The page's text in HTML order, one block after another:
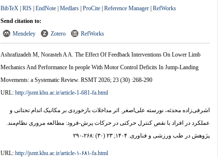
BibTeX|RIS|EndNote|Medlars|ProCite|Reference Manager|RefWorks
Send citation to:
Mendeley
Zotero RefWorks
Ashrafizadeh M, Norasteh A A. The Effect Of Feedback Interventions On Lower Limb
Mechanics And Performance In people With Motor Control Deficits In Jump-Landing
Movements: a Systematic Review. RSMT 2026; 23 (30) :268-290
URL:http://jsmt.khu.ac.ir/article-1-681-fa.html
اشرفی‌زاده محدثه، نورسته علی‌اصغر. اثر مداخلات بازخوردی بر مکانیک اندام تحتانی و
عملکرد در افراد با نقص کنترل حرکتی در حرکات پرش-فرود: مطالعه مروری نظام‌مند.
پژوهش در طب ورزشی و فناوری. ۱۴۰۴; ۲۳ (۳۰) :۲۶۸-۲۹۰
URL:http://jsmt.khu.ac.ir/article-۱-۶۸۱-fa.html